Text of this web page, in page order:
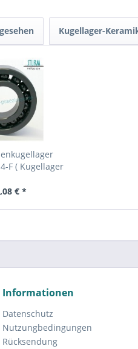
Kugellager-
F ( Kugellager
€ *
Informationen
Datenschutz
Nutzungbedingungen
Rücksendung